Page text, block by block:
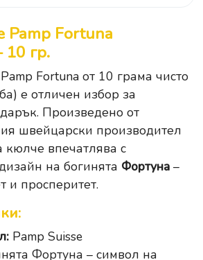
Pamp Fortuna
гр.
Fortuna от 10 грама чисто
е отличен избор за
Произведено от
швейцарски производител
кюлче впечатлява с
на богинята Фортуна –
и просперитет.
Pamp Suisse
Фортуна – символ на